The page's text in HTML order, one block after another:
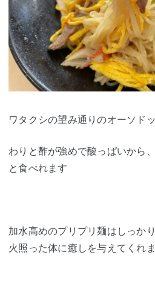
ワタクシの望み通りのオーソド
わりと酢が強めで酸っぱいから
と食べれます
加水高めのプリプリ麺はしっか
火照った体に癒しを与えてくれ